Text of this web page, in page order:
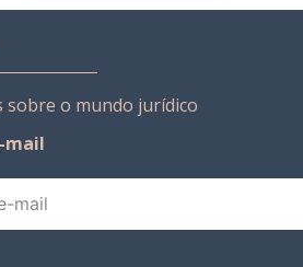
sobre o mundo jurídico
mail